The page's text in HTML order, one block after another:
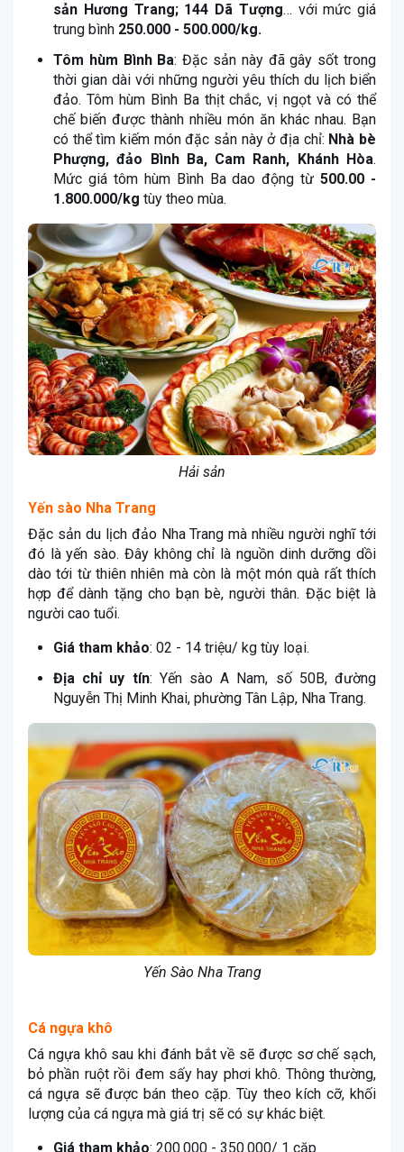
sản Hương Trang; 144 Dã Tượng… với mức giá
trung bình 250.000 - 500.000/kg.
Tôm hùm Bình Ba: Đặc sản này đã gây sốt trong
thời gian dài với những người yêu thích du lịch biển
đảo. Tôm hùm Bình Ba thịt chắc, vị ngọt và có thể
chế biến được thành nhiều món ăn khác nhau. Bạn
có thể tìm kiếm món đặc sản này ở địa chỉ: Nhà bè
Phượng, đảo Bình Ba, Cam Ranh, Khánh Hòa.
Mức giá tôm hùm Bình Ba dao động từ500.00 -
1.800.000/kg tùy theo mùa.
Hải sản
Yến sào Nha Trang
Đặc sản du lịch đảo Nha Trang mà nhiều người nghĩ tới
đó là yến sào. Đây không chỉ là nguồn dinh dưỡng dồi
dào tới từ thiên nhiên mà còn là một món quà rất thích
hợp để dành tặng cho bạn bè, người thân. Đặc biệt là
người cao tuổi.
Giá tham khảo: 02 - 14 triệu/ kg tùy loại.
Địa chỉ uy tín: Yến sào A Nam, số 50B, đường
Nguyễn Thị Minh Khai, phường Tân Lập, Nha Trang.
Yến Sào Nha Trang
Cá ngựa khô
Cá ngựa khô sau khi đánh bắt về sẽ được sơ chế sạch,
bỏ phần ruột rồi đem sấy hay phơi khô. Thông thường,
cá ngựa sẽ được bán theo cặp. Tùy theo kích cỡ, khối
lượng của cá ngựa mà giá trị sẽ có sự khác biệt.
Giá tham khảo: 200.000 - 350.000/ 1 cặp